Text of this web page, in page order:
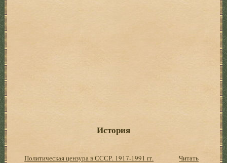
История
Политическая цензура в СССР. 1917-1991 гг. Читать